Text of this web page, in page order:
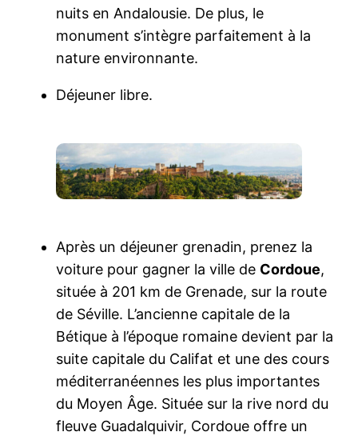
nuits en Andalousie. De plus, le
monument s’intègre parfaitement à la
nature environnante.
Déjeuner libre.
Après un déjeuner grenadin, prenez la
voiture pour gagner la ville de Cordoue,
située à 201 km de Grenade, sur la route
de Séville. L’ancienne capitale de la
Bétique à l’époque romaine devient par la
suite capitale du Califat et une des cours
méditerranéennes les plus importantes
du Moyen Âge. Située sur la rive nord du
fleuve Guadalquivir, Cordoue offre un